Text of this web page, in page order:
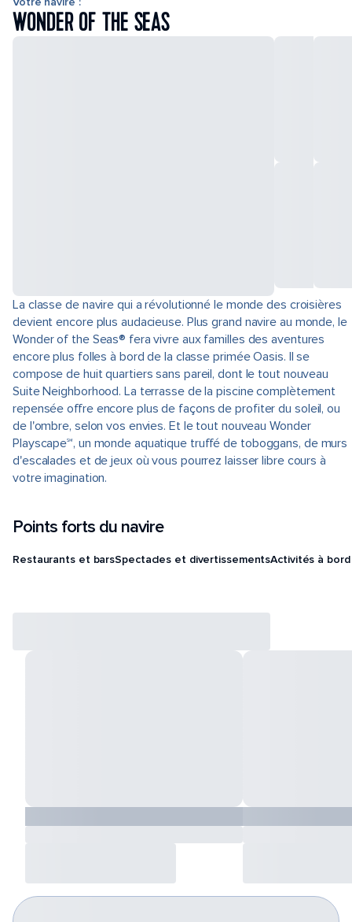
WONDER OF THE SEAS
La classe de navire qui a révolutionné le monde des croisières
devient encore plus audacieuse. Plus grand navire au monde, le
Wonder of the Seas® fera vivre aux familles des aventures
encore plus folles à bord de la classe primée Oasis. Il se
compose de huit quartiers sans pareil, dont le tout nouveau
Suite Neighborhood. La terrasse de la piscine complètement
repensée offre encore plus de façons de profiter du soleil, ou
de l'ombre, selon vos envies. Et le tout nouveau Wonder
Playscape℠, un monde aquatique truffé de toboggans, de murs
d'escalades et de jeux où vous pourrez laisser libre cours à
votre imagination.
Points forts du navire
Restaurants et barsSpectacles et divertissementsActivités à bord